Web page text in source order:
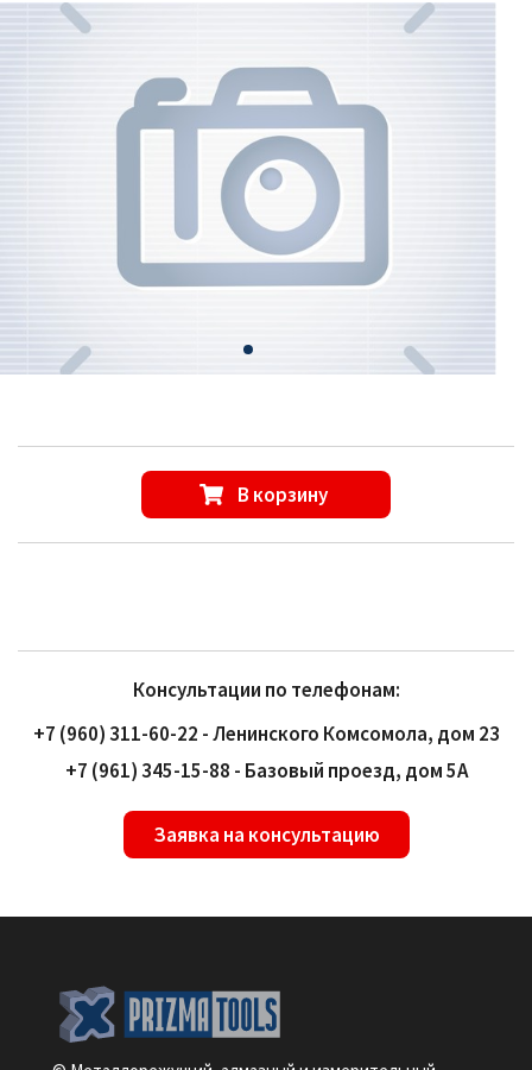
В корзину
Консультации по телефонам:
+7 (960) 311-60-22 - Ленинского Комсомола, дом 23
+7 (961) 345-15-88 - Базовый проезд, дом 5А
Заявка на консультацию